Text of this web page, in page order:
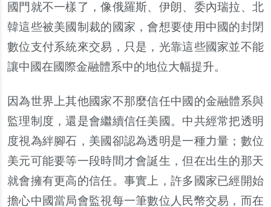
國門就不一樣了，像俄羅斯、伊朗、委內瑞拉、北
韓這些被美國制裁的國家，會想要使用中國的封閉
數位支付系統來交易，只是，光靠這些國家並不能
讓中國在國際金融體系中的地位大幅提升。
因為世界上其他國家不那麼信任中國的金融體系與
監理制度，還是會繼續信任美國。中共經常把透明
度視為絆腳石，美國卻認為透明是一種力量；數位
美元可能要等一段時間才會誕生，但在出生的那天
就會擁有更高的信任。事實上，許多國家已經開始
擔心中國當局會監視每一筆數位人民幣交易，而在